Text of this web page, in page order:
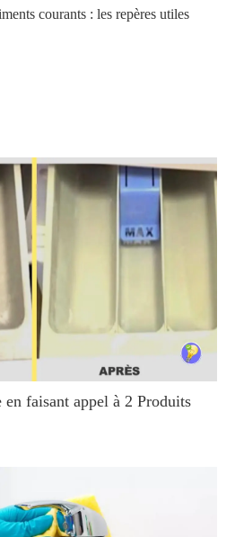
courants : les repères utiles
faisant appel à 2 Produits